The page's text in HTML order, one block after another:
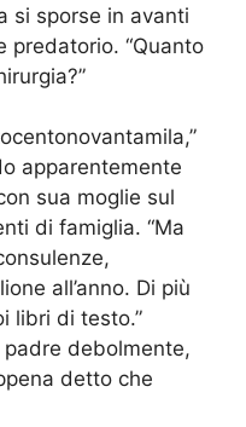
si sporse in avanti
predatorio. “Quanto
apparentemente
sua moglie sul
di famiglia. “Ma
all’anno. Di più
libri di testo.”
padre debolmente,
detto che